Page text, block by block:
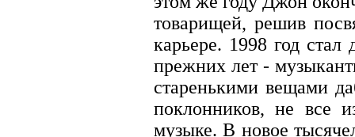
товарищей, решив
карьере. 1998 год
прежних лет -
старенькими вещами
поклонников, не все
музыке. В новое